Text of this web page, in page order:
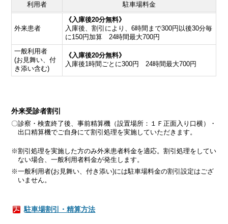
利用者 駐車場料金
外来患者
《入庫後20分無料》
入庫後、割引により、6時間まで300円以後30分毎
に150円加算 24時間最大700円
一般利用者
(お見舞い、付
き添い含む)
《入庫後20分無料》
入庫後1時間ごとに300円 24時間最大700円
外来受診者割引
〇診察・検査終了後、事前精算機（設置場所：１Ｆ正面入り口横）・
出口精算機でご自身にて割引処理を実施していただきます。
※割引処理を実施した方のみ外来患者料金を適応。割引処理をしてい
ない場合、一般利用者料金が発生します。
※一般利用者(お見舞い、付き添い)には駐車場料金の割引設定はござ
いません。
駐車場割引・精算方法